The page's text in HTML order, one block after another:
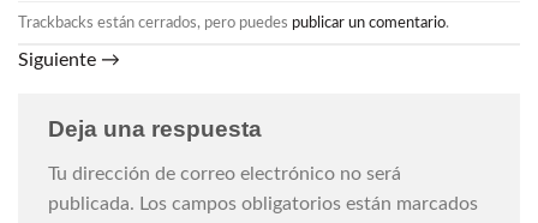
Trackbacks están cerrados, pero puedes publicar un comentario.
Siguiente →
Deja una respuesta
Tu dirección de correo electrónico no será
publicada. Los campos obligatorios están marcados